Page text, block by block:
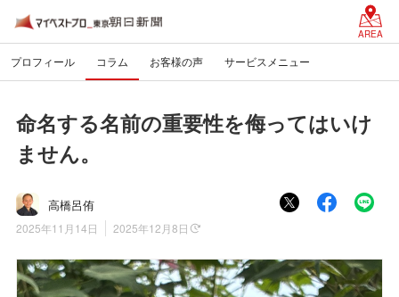
AREA
プロフィール コラム お客様の声 サービスメニュー
命名する名前の重要性を侮ってはいけ
ません。
高橋呂侑
2025年11月14日 2025年12月8日